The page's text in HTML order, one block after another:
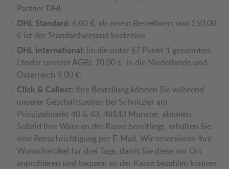
Partner DHL
DHL Standard: 6,00 €, ab einem Bestellwert von 150,00
€ ist der Standardversand kostenlos
DHL International: (in die unter §7 Punkt 1 genannten
Länder unserer AGB): 20,00 €, in die Niederlande und
Österreich 9,00 €.
Click & Collect: Ihre Bestellung können Sie während
unserer Geschäftszeiten bei Schnitzler am
Prinzipalmarkt 40 & 43, 48143 Münster, abholen.
Sobald Ihre Ware an der Kasse bereitliegt, erhalten Sie
eine Benachrichtigung per E-Mail. Wir reservieren Ihre
Wunschartikel für drei Tage, damit Sie diese vor Ort
anprobieren und bequem an der Kasse bezahlen können.